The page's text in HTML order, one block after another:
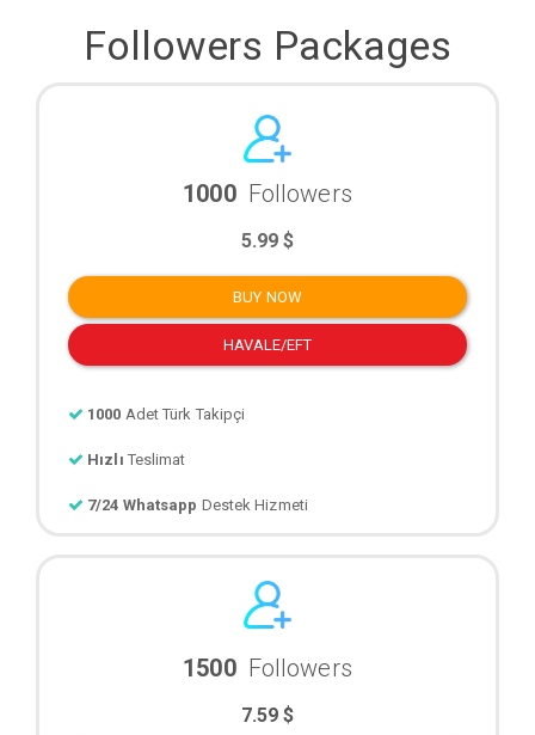
Followers Packages
1000 Followers
5.99 $
BUY NOW
HAVALE/EFT
1000 Adet Türk Takipçi
Hızlı Teslimat
7/24 Whatsapp Destek Hizmeti
1500 Followers
7.59 $